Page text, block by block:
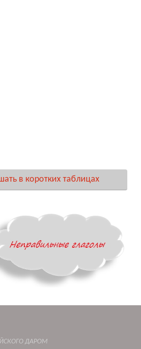
в коротких таблицах
ДАРОМ